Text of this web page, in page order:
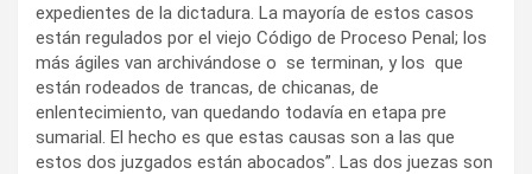
expedientes de la dictadura. La mayoría de estos casos
están regulados por el viejo Código de Proceso Penal; los
más ágiles van archivándose o se terminan, y los que
están rodeados de trancas, de chicanas, de
enlentecimiento, van quedando todavía en etapa pre
sumarial. El hecho es que estas causas son a las que
estos dos juzgados están abocados”. Las dos juezas son